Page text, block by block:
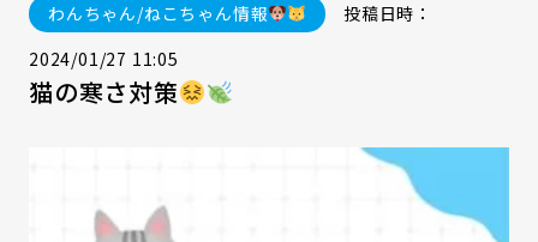
わんちゃん/ねこちゃん情報
投稿日時：
2024/01/27 11:05
猫の寒さ対策